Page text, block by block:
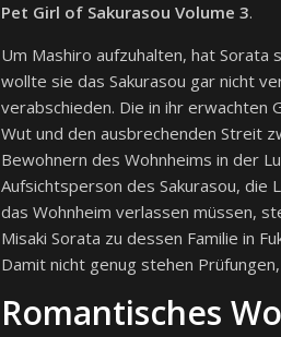
Pet Girl of Sakurasou Volume 3.
Um Mashiro aufzuhalten, hat Sorata
wollte sie das Sakurasou gar nicht
verabschieden. Die in ihr erwachten
Wut und den ausbrechenden Streit
Bewohnern des Wohnheims in der
Aufsichtsperson des Sakurasou, die
das Wohnheim verlassen müssen,
Misaki Sorata zu dessen Familie in
Damit nicht genug stehen
Romantisches